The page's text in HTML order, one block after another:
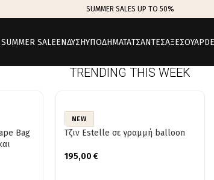
SUMMER SALES UP TO 50%
SALEΕΝΔΥΣΗΥΠΟΔΗΜΑΤΑΤΣΑΝΤΕΣΑΞΕΣΟΥΑΡ
TRENDING THIS WEEK
Bag
NEW
Τζιν Estelle σε γραμμή balloon
195,00 €